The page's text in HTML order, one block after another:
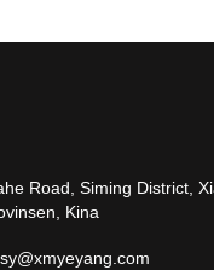
Road, Siming District,
Kina